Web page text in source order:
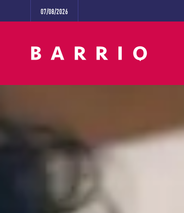
07/08/2026